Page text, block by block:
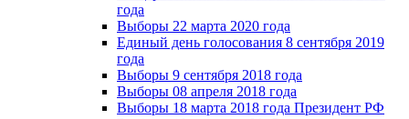
года
Выборы 22 марта 2020 года
Единый день голосования 8 сентября 2019
года
Выборы 9 сентября 2018 года
Выборы 08 апреля 2018 года
Выборы 18 марта 2018 года Президент РФ